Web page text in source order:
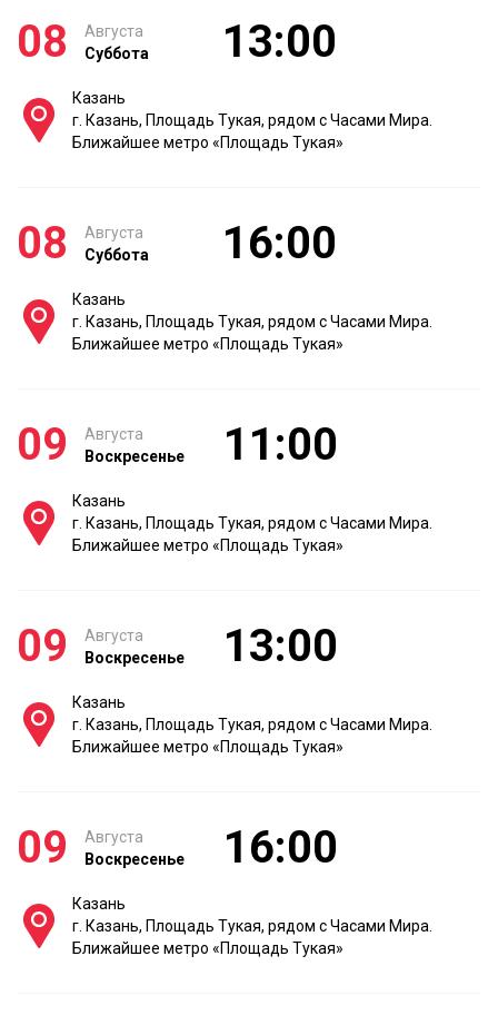
08
Августа
Суббота
13:00
Казань
г. Казань, Площадь Тукая, рядом с Часами Мира.
Ближайшее метро «Площадь Тукая»
08
Августа
Суббота
16:00
Казань
г. Казань, Площадь Тукая, рядом с Часами Мира.
Ближайшее метро «Площадь Тукая»
09
Августа
Воскресенье
11:00
Казань
г. Казань, Площадь Тукая, рядом с Часами Мира.
Ближайшее метро «Площадь Тукая»
09
Августа
Воскресенье
13:00
Казань
г. Казань, Площадь Тукая, рядом с Часами Мира.
Ближайшее метро «Площадь Тукая»
09
Августа
Воскресенье
16:00
Казань
г. Казань, Площадь Тукая, рядом с Часами Мира.
Ближайшее метро «Площадь Тукая»